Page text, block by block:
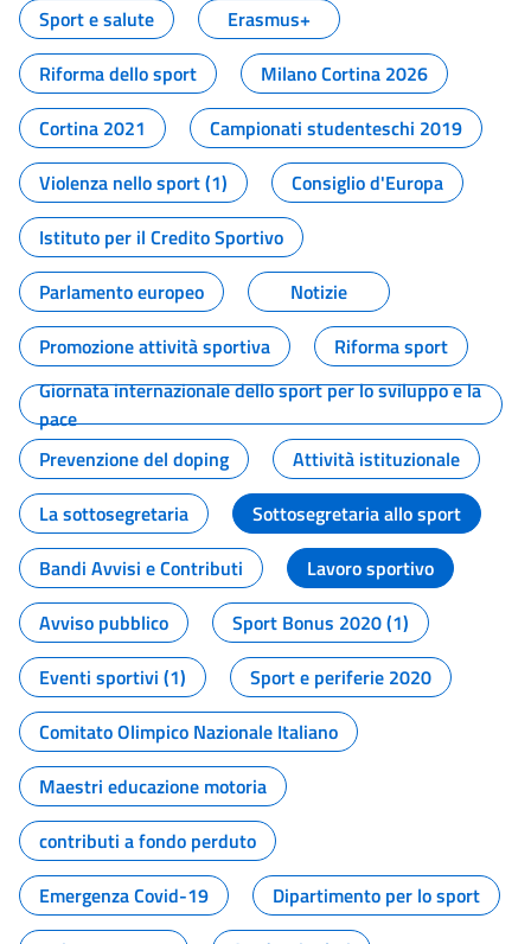
Sport e salute
Erasmus+
Riforma dello sport
Milano Cortina 2026
Cortina 2021
Campionati studenteschi 2019
Violenza nello sport (1)
Consiglio d'Europa
Istituto per il Credito Sportivo
Parlamento europeo
Notizie
Promozione attività sportiva
Riforma sport
Giornata internazionale dello sport per lo sviluppo e la
pace
Prevenzione del doping
Attività istituzionale
La sottosegretaria
Sottosegretaria allo sport
Bandi Avvisi e Contributi
Lavoro sportivo
Avviso pubblico
Sport Bonus 2020 (1)
Eventi sportivi (1)
Sport e periferie 2020
Comitato Olimpico Nazionale Italiano
Maestri educazione motoria
contributi a fondo perduto
Emergenza Covid-19
Dipartimento per lo sport